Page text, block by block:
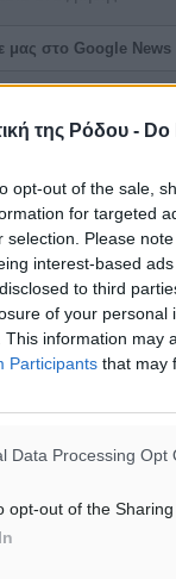
της Ρόδου -
opt-out of the sale,
for targeted
selection. Please
interest-based
to third
of your personal
This information may
Participants that may
Data Processing Opt
opt-out of the
μας στο Google
για δύο
06.08.26 · 16:50